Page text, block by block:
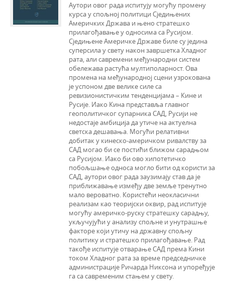
Аутори овог рада испитују могућу промену
курса у спољној политици Сједињених
Америчких Држава и њено стратешко
прилагођавање у односима са Русијом.
Сједињене Америчке Државе биле су једина
суперсила у свету након завршетка Хладног
рата, али савремени међународни систем
обележава растућа мултиполарност. Ова
промена на међународној сцени узрокована
је успоном две велике силе са
ревизионистичким тенденцијама – Кине и
Русије. Иако Кина представља главног
геополитичког супарника САД, Русији не
недостаје амбиција да утиче на актуелна
светска дешавања. Могући релативни
добитак у кинеско-америчком ривалству за
САД могао би се постићи ближом сарадњом
са Русијом. Иако би ово хипотетичко
побољшање односа могло бити од користи за
САД, аутори овог рада заузимају став да је
приближавање између две земље тренутно
мало вероватно. Користећи неокласични
реализам као теоријски оквир, рад испитује
могућу америчко-руску стратешку сарадњу,
укључујући у анализу спољне и унутрашње
факторе који утичу на државну спољну
политику и стратешко прилагођавање. Рад
такође испитује отварање САД према Кини
током Хладног рата за време председничке
администрације Ричарда Никсона и упоређује
га са савременим стањем у свету.